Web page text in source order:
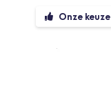
naar
einde
Onze keuze